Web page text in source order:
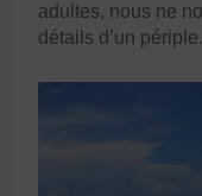
adultes, nous ne
détails d’un périple.